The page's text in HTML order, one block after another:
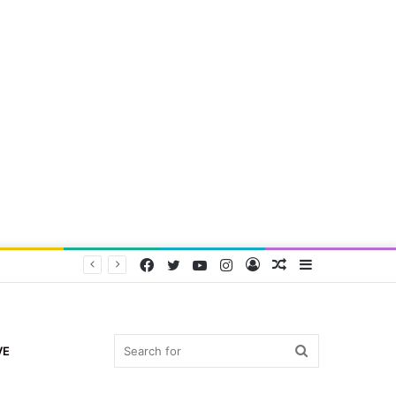
Random
Log
Instagram
YouTube
Twitter
Facebook